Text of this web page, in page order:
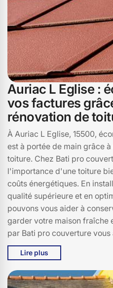
Auriac L Eglise :
vos factures
rénovation de
À Auriac L Eglise, 15500,
est à portée de main grâce
toiture. Chez Bati pro
l'importance d'une toiture
coûts énergétiques. En
qualité supérieure et en
pouvons vous aider à
garder votre maison fraîche
par Bati pro couverture
protection accrue contre les
réduction significative de
de climatisation.
économies et améliorer le
Lire plus